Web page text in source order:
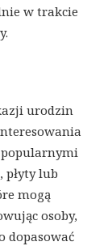
w trakcie
urodzin
popularnymi
lub
mogą
osoby,
dopasować